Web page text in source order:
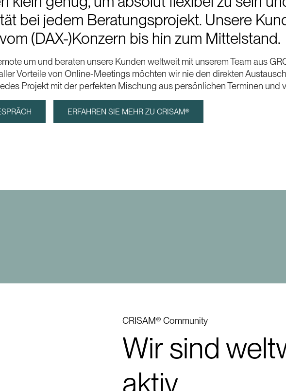
bei jedem Beratungsprojekt. Unsere
(DAX-)Konzern bis hin zum Mittelstand.
um und beraten unsere Kunden weltweit mit unserem Team aus
Vorteile von Online-Meetings möchten wir nie den direkten
Projekt mit der perfekten Mischung aus persönlichen Terminen und
ERFAHREN SIE MEHR ZU CRISAM®
CRISAM® Community
Wir sind
aktiv